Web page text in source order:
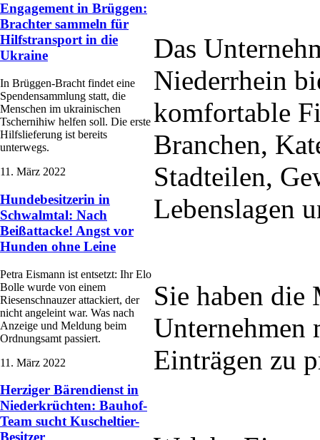
Engagement in Brüggen:
Brachter sammeln für
Hilfstransport in die
Ukraine
In Brüggen-Bracht findet eine
Spendensammlung statt, die
Menschen im ukrainischen
Tschernihiw helfen soll. Die erste
Hilfslieferung ist bereits
unterwegs.
11. März 2022
Hundebesitzerin in
Schwalmtal: Nach
Beißattacke! Angst vor
Hunden ohne Leine
Petra Eismann ist entsetzt: Ihr Elo
Bolle wurde von einem
Riesenschnauzer attackiert, der
nicht angeleint war. Was nach
Anzeige und Meldung beim
Ordnungsamt passiert.
11. März 2022
Herziger Bärendienst in
Niederkrüchten: Bauhof-
Team sucht Kuscheltier-
Das
Niederrhein
komfortable
Branchen,
Stadteilen,
Lebenslagen
Sie haben
Unternehmen
Einträgen zu